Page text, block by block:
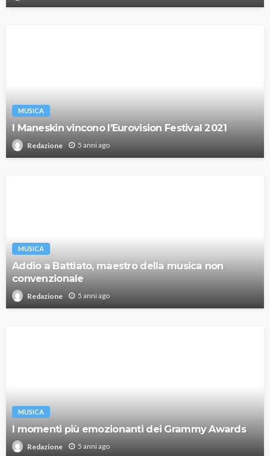
MUSICA
I Maneskin vincono l’Eurovision Festival 2021
Redazione 5 anni ago
MUSICA
Addio a Battiato, maestro della musica non
convenzionale
Redazione 5 anni ago
MUSICA
I momenti più emozionanti dei Grammy Awards
Redazione 5 anni ago